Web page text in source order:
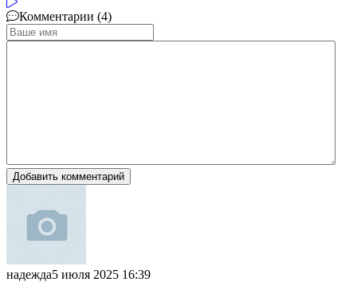
Комментарии (4)
Добавить комментарий
надежда5 июля 2025 16:39